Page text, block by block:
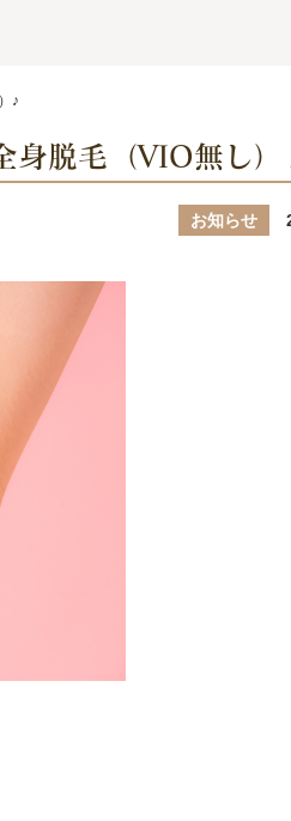
♪
脱毛（VIO無し
お知らせ